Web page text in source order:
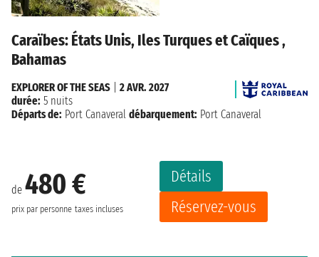
Caraïbes: États Unis, Iles Turques et Caïques ,
Bahamas
de 480 €
prix par personne taxes incluses
Détails
Réservez-vous
EXPLORER OF THE SEAS
2 AVR. 2027
durée: 5 nuits
Départs de: Port Canaveral débarquement: Port Canaveral